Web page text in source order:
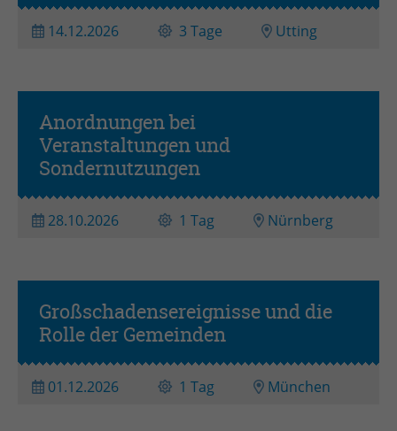
14.12.2026 3 Tage Utting
Anordnungen bei
Veranstaltungen und
Sondernutzungen
28.10.2026 1 Tag Nürnberg
Großschadensereignisse und die
Rolle der Gemeinden
01.12.2026 1 Tag München